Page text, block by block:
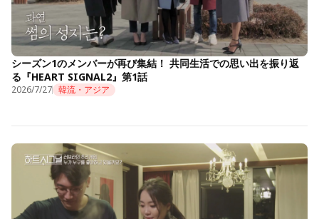
シーズン1のメンバーが再び集結！ 共同生活での思い出を振り返
る『HEART SIGNAL2』第1話
2026/7/27 韓流・アジア